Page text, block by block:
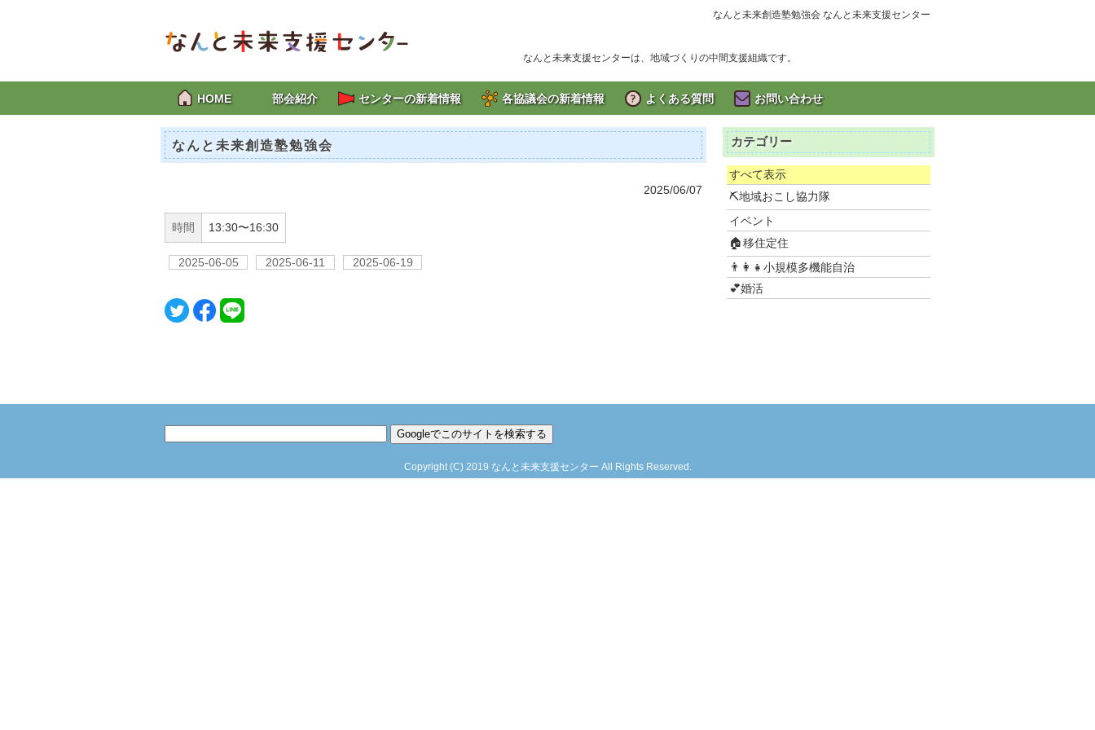
なんと未来創造塾勉強会 なんと未来支援センター
なんと未来支援センターは、地域づくりの中間支援組織です。
HOME 部会紹介 センターの新着情報 各協議会の新着情報 よくある質問 お問い合わせ
なんと未来創造塾勉強会
2025/06/07
時間 13:30〜16:30
2025-06-05 2025-06-11 2025-06-19
カテゴリー
すべて表示
⛏地域おこし協力隊
イベント
🏠移住定住
👨‍👩‍👧小規模多機能自治
💕婚活
Copyright (C) 2019 なんと未来支援センター All Rights Reserved.